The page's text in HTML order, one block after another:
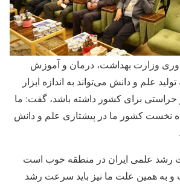
وزارت بهداشت، درمان و آموزش
علم و دانش می‌تواند به اندازه ابزار
برای کشور داشته باشد، گفت: ما
نخست کشور ما در پیشتازی علم و دانش
رشد علمی ایران در منطقه خوب است
و به همین علت ما نیز باید سرعت رشد